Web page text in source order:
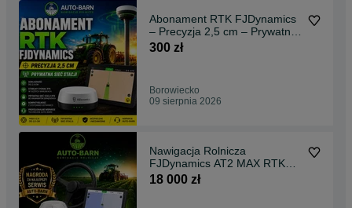
Abonament RTK FJDynamics
– Precyzja 2,5 cm – Prywatna
Sieć Stacji
300 zł
Borowiecko
09 sierpnia 2026
Nawigacja Rolnicza
FJDynamics AT2 MAX RTK
2,5cm
18 000 zł